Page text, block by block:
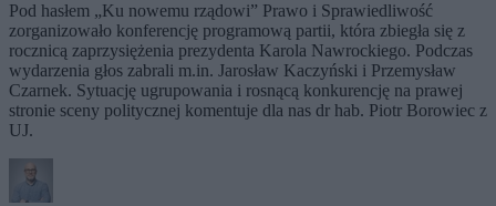
Pod hasłem „Ku nowemu rządowi” Prawo i Sprawiedliwość
zorganizowało konferencję programową partii, która zbiegła się z
rocznicą zaprzysiężenia prezydenta Karola Nawrockiego. Podczas
wydarzenia głos zabrali m.in. Jarosław Kaczyński i Przemysław
Czarnek. Sytuację ugrupowania i rosnącą konkurencję na prawej
stronie sceny politycznej komentuje dla nas dr hab. Piotr Borowiec z
UJ.